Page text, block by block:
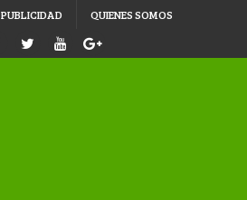
PUBLICIDAD QUIENES SOMOS